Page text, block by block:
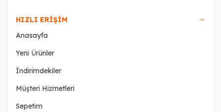
HIZLI ERIŞIM
Anasayfa
Yeni Ürünler
İndirimdekiler
Müşteri Hizmetleri
Sepetim